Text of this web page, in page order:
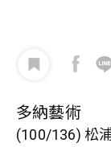
多納藝術
(100/136) 松